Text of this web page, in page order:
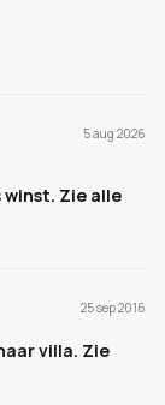
5 aug 2026
Zie alle
25 sep 2016
villa. Zie